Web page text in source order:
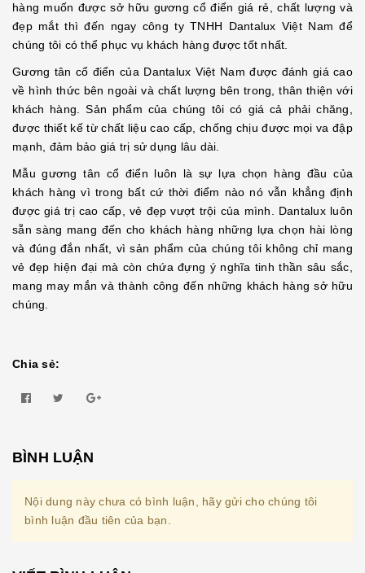
hàng muốn được sở hữu gương cổ điển giá rẻ, chất lượng và
đẹp mắt thì đến ngay công ty TNHH Dantalux Việt Nam để
chúng tôi có thể phục vụ khách hàng được tốt nhất.
Gương tân cổ điển của Dantalux Việt Nam được đánh giá cao
về hình thức bên ngoài và chất lượng bên trong, thân thiện với
khách hàng. Sản phẩm của chúng tôi có giá cả phải chăng,
được thiết kế từ chất liệu cao cấp, chống chịu được mọi va đập
mạnh, đảm bảo giá trị sử dụng lâu dài.
Mẫu gương tân cổ điển luôn là sự lựa chọn hàng đầu của
khách hàng vì trong bất cứ thời điểm nào nó vẫn khẳng định
được giá trị cao cấp, vẻ đẹp vượt trội của mình. Dantalux luôn
sẵn sàng mang đến cho khách hàng những lựa chọn hài lòng
và đúng đắn nhất, vì sản phẩm của chúng tôi không chỉ mang
vẻ đẹp hiện đại mà còn chứa đựng ý nghĩa tinh thần sâu sắc,
mang may mắn và thành công đến những khách hàng sở hữu
chúng.
Chia sẻ:
BÌNH LUẬN
Nội dung này chưa có bình luận, hãy gửi cho chúng tôi
bình luận đầu tiên của bạn.